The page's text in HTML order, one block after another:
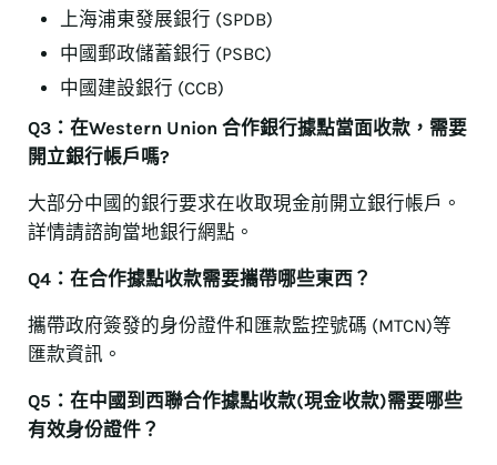
上海浦東發展銀行 (SPDB)
中國郵政儲蓄銀行 (PSBC)
中國建設銀行 (CCB)
Q3：在Western Union 合作銀行據點當面收款，需要
開立銀行帳戶嗎?
大部分中國的銀行要求在收取現金前開立銀行帳戶。
詳情請諮詢當地銀行網點。
Q4：在合作據點收款需要攜帶哪些東西？
攜帶政府簽發的身份證件和匯款監控號碼 (MTCN)等
匯款資訊。
Q5：在中國到西聯合作據點收款(現金收款)需要哪些
有效身份證件？